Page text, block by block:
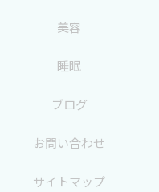
美容
睡眠
ブログ
お問い合わせ
サイトマップ